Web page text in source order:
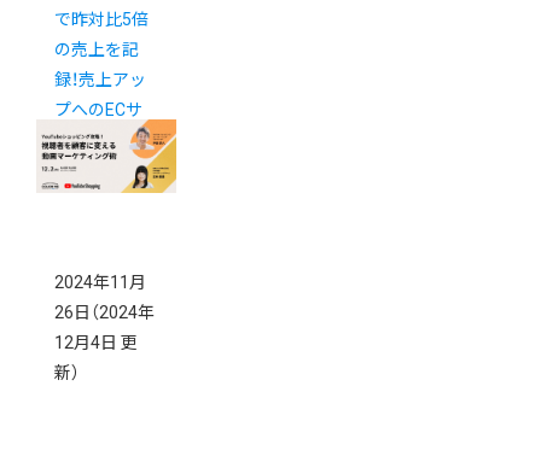
で昨対比5倍
の売上を記
録！売上アッ
プへのECサ
イト構築セミ
ナー
2024年11月
26日 （2024年
12月4日 更
新）